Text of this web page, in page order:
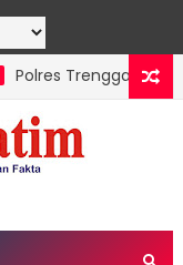
Trenggalek
Hentikan